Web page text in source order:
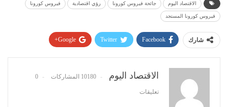
الاقتصاد اليوم جائحة فيروس كورونا رؤي اقتصادية فيروس كورونا
فيروس كورونا المستجد
شارك Facebook
Twitter
Google+
الاقتصاد اليوم 10180 المشاركات 0
تعليقات